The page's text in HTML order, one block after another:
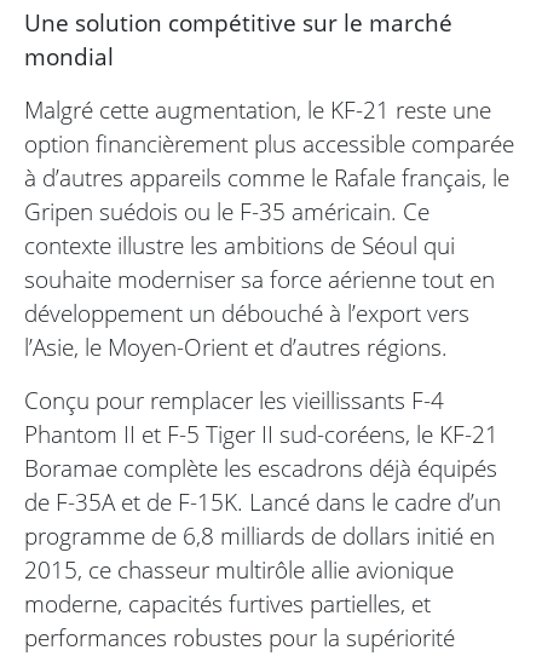
Une solution compétitive sur le marché
mondial
Malgré cette augmentation, le KF-21 reste une
option financièrement plus accessible comparée
à d’autres appareils comme le Rafale français, le
Gripen suédois ou le F-35 américain. Ce
contexte illustre les ambitions de Séoul qui
souhaite moderniser sa force aérienne tout en
développement un débouché à l’export vers
l’Asie, le Moyen-Orient et d’autres régions.
Conçu pour remplacer les vieillissants F-4
Phantom II et F-5 Tiger II sud-coréens, le KF-21
Boramae complète les escadrons déjà équipés
de F-35A et de F-15K. Lancé dans le cadre d’un
programme de 6,8 milliards de dollars initié en
2015, ce chasseur multirôle allie avionique
moderne, capacités furtives partielles, et
performances robustes pour la supériorité